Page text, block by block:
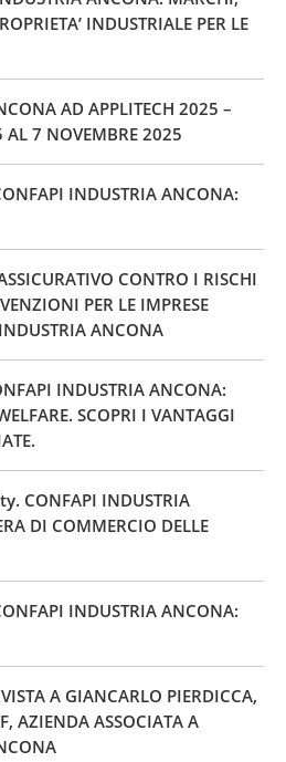
INDUSTRIALE PER LE
AD APPLITECH 2025 –
AL 7 NOVEMBRE 2025
INDUSTRIA ANCONA:
CONTRO I RISCHI
PER LE IMPRESE
ANCONA
INDUSTRIA ANCONA:
SCOPRI I VANTAGGI
CONFAPI INDUSTRIA
DI COMMERCIO DELLE
INDUSTRIA ANCONA:
A GIANCARLO PIERDICCA,
AZIENDA ASSOCIATA A